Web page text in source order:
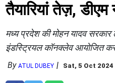
तैयारियां तेज़, डीएम
मध्य प्रदेश की मोहन यादव
इंडस्ट्रियल कॉनक्लेव आयोजित
ByATUL DUBEY Sat, 5 Oct 2024